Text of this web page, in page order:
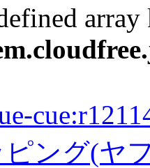
ピング(ヤ